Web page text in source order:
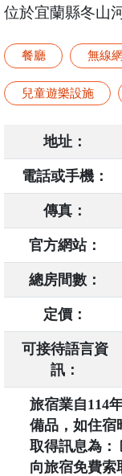
位於宜蘭縣冬山
餐廳 無線
兒童遊樂設施
地址：
電話或手機：
傳真：
官方網站：
總房間數：
定價：
可接待語言資
訊：
旅宿業自114
備品，如住宿
取得訊息為：
向旅宿免費